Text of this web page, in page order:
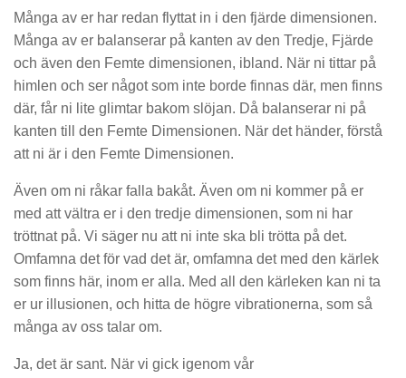
Många av er har redan flyttat in i den fjärde dimensionen.
Många av er balanserar på kanten av den Tredje, Fjärde
och även den Femte dimensionen, ibland. När ni tittar på
himlen och ser något som inte borde finnas där, men finns
där, får ni lite glimtar bakom slöjan. Då balanserar ni på
kanten till den Femte Dimensionen. När det händer, förstå
att ni är i den Femte Dimensionen.
Även om ni råkar falla bakåt. Även om ni kommer på er
med att vältra er i den tredje dimensionen, som ni har
tröttnat på. Vi säger nu att ni inte ska bli trötta på det.
Omfamna det för vad det är, omfamna det med den kärlek
som finns här, inom er alla. Med all den kärleken kan ni ta
er ur illusionen, och hitta de högre vibrationerna, som så
många av oss talar om.
Ja, det är sant. När vi gick igenom vår